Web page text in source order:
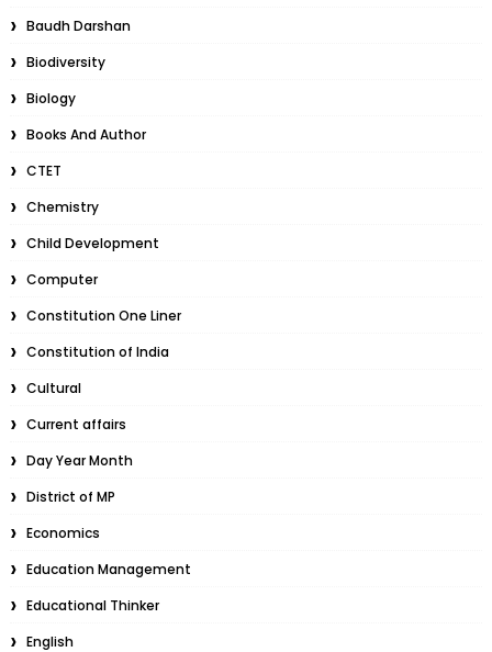
Baudh Darshan
Biodiversity
Biology
Books And Author
CTET
Chemistry
Child Development
Computer
Constitution One Liner
Constitution of India
Cultural
Current affairs
Day Year Month
District of MP
Economics
Education Management
Educational Thinker
English